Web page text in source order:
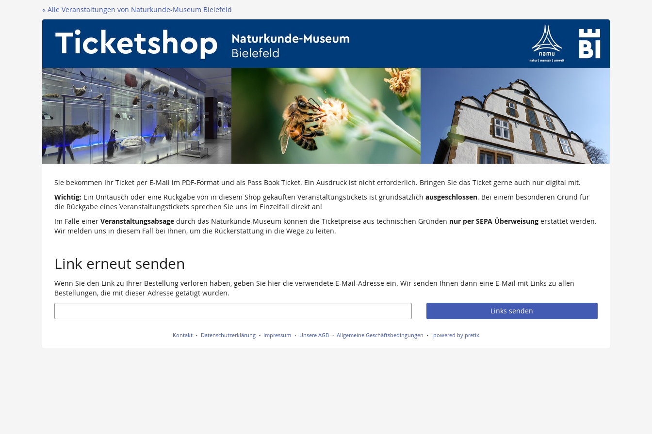
« Alle Veranstaltungen von Naturkunde-Museum Bielefeld
Sie bekommen Ihr Ticket per E-Mail im PDF-Format und als Pass Book Ticket. Ein Ausdruck ist nicht erforderlich. Bringen Sie das Ticket gerne auch nur digital mit.
Wichtig: Ein Umtausch oder eine Rückgabe von in diesem Shop gekauften Veranstaltungstickets ist grundsätzlich ausgeschlossen. Bei einem besonderen Grund für
die Rückgabe eines Veranstaltungstickets sprechen Sie uns im Einzelfall direkt an!
Im Falle einer Veranstaltungsabsage durch das Naturkunde-Museum können die Ticketpreise aus technischen Gründen nur per SEPA Überweisung erstattet werden.
Wir melden uns in diesem Fall bei Ihnen, um die Rückerstattung in die Wege zu leiten.
Link erneut senden
Wenn Sie den Link zu Ihrer Bestellung verloren haben, geben Sie hier die verwendete E-Mail-Adresse ein. Wir senden Ihnen dann eine E-Mail mit Links zu allen
Bestellungen, die mit dieser Adresse getätigt wurden.
E-
Mail
Links senden
Kontakt Datenschutzerklärung Impressum Unsere AGB Allgemeine Geschäftsbedingungen powered by pretix